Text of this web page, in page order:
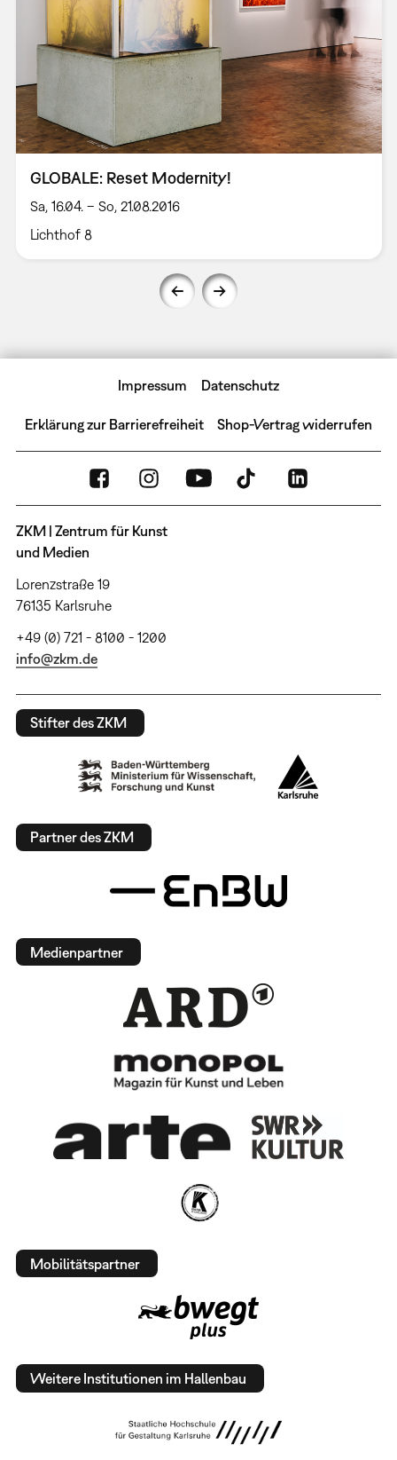
GLOBALE: Reset Modernity!
Sa, 16.04. – So, 21.08.2016
Lichthof 8
Impressum Datenschutz
Erklärung zur Barrierefreiheit Shop-Vertrag widerrufen
ZKM | Zentrum für Kunst
und Medien
Lorenzstraße 19
76135 Karlsruhe
+49 (0) 721 - 8100 - 1200
info@zkm.de
Stifter des ZKM
Partner des ZKM
Medienpartner
Mobilitätspartner
Weitere Institutionen im Hallenbau